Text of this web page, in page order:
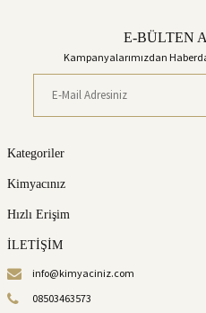
E-BÜLTEN
Kampanyalarımızdan
Kategoriler
Kimyacınız
Hızlı Erişim
İLETİŞİM
info@kimyaciniz.com
08503463573